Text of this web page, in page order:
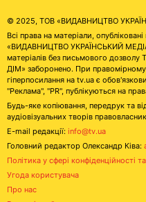
© 2025, ТОВ «ВИДАВНИЦТВО
Всі права на матеріали,
«ВИДАВНИЦТВО УКРАЇНСЬКИЙ
матеріалів без письмового
ДІМ» заборонено. При правомірному
гіперпосилання на tv.ua є
"Реклама", "PR", публікуються на
Будь-яке копіювання, передрук та
аудіовізуальних творів
E-mail редакції: info@tv.ua
Головний редактор Олександр Ківа:
Політика у сфері конфіденційності
Угода користувача
Про нас